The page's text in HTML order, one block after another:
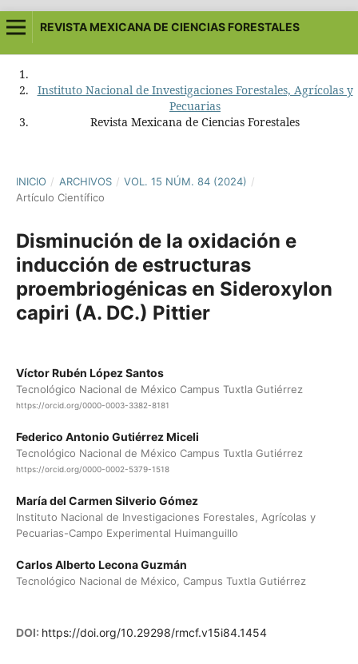
REVISTA MEXICANA DE CIENCIAS FORESTALES
Instituto Nacional de Investigaciones Forestales, Agrícolas y
Pecuarias
Revista Mexicana de Ciencias Forestales
INICIO / ARCHIVOS / VOL. 15 NÚM. 84 (2024) /
Artículo Científico
Disminución de la oxidación e
inducción de estructuras
proembriogénicas en Sideroxylon
capiri (A. DC.) Pittier
Víctor Rubén López Santos
Tecnológico Nacional de México Campus Tuxtla Gutiérrez
https://orcid.org/0000-0003-3382-8181
Federico Antonio Gutiérrez Miceli
Tecnológico Nacional de México Campus Tuxtla Gutiérrez
https://orcid.org/0000-0002-5379-1518
María del Carmen Silverio Gómez
Instituto Nacional de Investigaciones Forestales, Agrícolas y
Pecuarias-Campo Experimental Huimanguillo
Carlos Alberto Lecona Guzmán
Tecnológico Nacional de México, Campus Tuxtla Gutiérrez
DOI: https://doi.org/10.29298/rmcf.v15i84.1454